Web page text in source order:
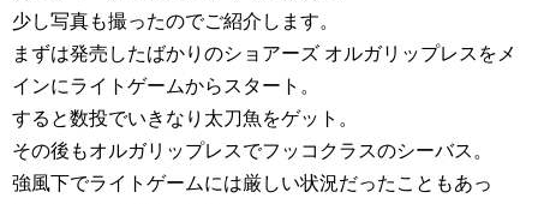
少し写真も撮ったのでご紹介します。
まずは発売したばかりのショアーズ オルガリップレスをメ
インにライトゲームからスタート。
すると数投でいきなり太刀魚をゲット。
その後もオルガリップレスでフッコクラスのシーバス。
強風下でライトゲームには厳しい状況だったこともあっ